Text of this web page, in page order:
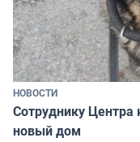
НОВОСТИ
Сотруднику
новый дом